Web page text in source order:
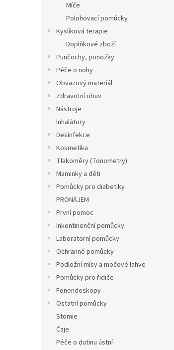
Míče
Polohovací pomůcky
Kyslíková terapie
Doplňkové zboží
Punčochy, ponožky
Péče o nohy
Obvazový materiál
Zdravotní obuv
Nástroje
Inhalátory
Desinfekce
Kosmetika
Tlakoměry (Tonometry)
Maminky a děti
Pomůcky pro diabetiky
PRONÁJEM
První pomoc
Inkontinenční pomůcky
Laboratorní pomůcky
Ochranné pomůcky
Podložní mísy a močové lahve
Pomůcky pro řidiče
Fonendoskopy
Ostatní pomůcky
Stomie
Čaje
Péče o dutinu ústní